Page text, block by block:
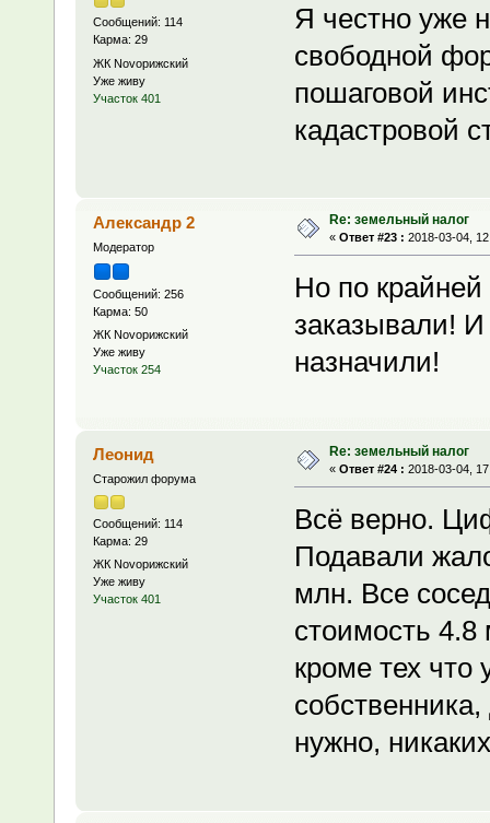
Сообщений: 114
Карма: 29
ЖК Novoрижский
Уже живу
Участок 401
Я честно уже
свободной
пошаговой
кадастровой
Александр 2
Модератор
Сообщений: 256
Карма: 50
ЖК Novoрижский
Уже живу
Участок 254
Re: земельный налог
« Ответ #23 : 2018-03-04,
Но по
заказывали!
назначили!
Леонид
Старожил форума
Сообщений: 114
Карма: 29
ЖК Novoрижский
Уже живу
Участок 401
Re: земельный налог
« Ответ #24 : 2018-03-04,
Всё верно.
Подавали
млн. Все
стоимость 4.8
кроме тех что
нужно,